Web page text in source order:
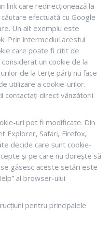
link care redirecționează la
efectuată cu Google
Un alt exemplu este
Prin intermediul acestui
care poate fi citit de
un cookie de la
de la terțe părți nu face
utilizare a cookie-urilor.
contactați direct vânzătorii
uri pot fi modificate. Din
Explorer, Safari, Firefox,
decide care sunt cookie-
și pe care nu dorește să
găsesc aceste setări este
al browser-ului
pentru principalele